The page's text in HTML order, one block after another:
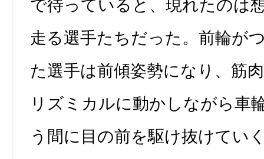
で待っていると、現れたのは
走る選手たちだった。前輪が
た選手は前傾姿勢になり、筋
リズミカルに動かしながら車
う間に目の前を駆け抜けてい